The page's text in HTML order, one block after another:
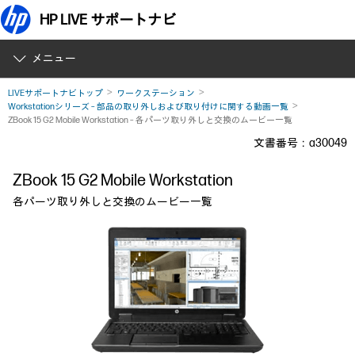
HP LIVE サポートナビ
メニュー
LIVEサポートナビトップ
ワークステーション
Workstationシリーズ – 部品の取り外しおよび取り付けに関する動画一覧
ZBook 15 G2 Mobile Workstation – 各パーツ取り外しと交換のムービー一覧
文書番号：a30049
ZBook 15 G2 Mobile Workstation
各パーツ取り外しと交換のムービー一覧